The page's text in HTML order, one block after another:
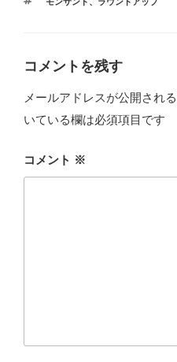
ゴ
コメントを残す
メールアドレスが公開され
いている欄は必須項目です
コメント ※